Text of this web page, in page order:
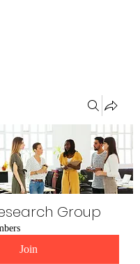
Group
Join